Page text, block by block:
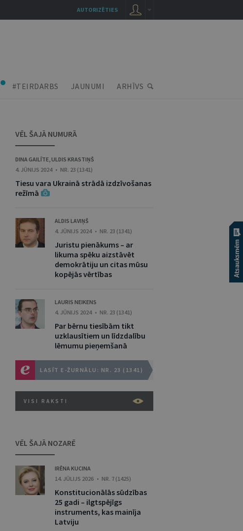
#TEIRDARBS JAUNUMI ARHĪVS
VĒL ŠAJĀ NUMURĀ
DINA GAILĪTE,ULDIS KRASTIŅŠ
4. JŪNIJS 2024 • NR. 23 (1341)
Tiesu vara Ukrainā strādā izdzīvošanas
režīmā
ALDIS LAVIŅŠ
4. JŪNIJS 2024 • NR. 23 (1341)
Juristu pienākums – ar
likuma spēku aizstāvēt
demokrātiju un citas mūsu
kopējās vērtības
LAURIS NEIKENS
4. JŪNIJS 2024 • NR. 23 (1341)
Par bērnu tiesībām tikt
uzklausītiem un līdzdalību
lēmumu pieņemšanā
LASĪT E-ŽURNĀLU: NR. 23 (1341)
VISI RAKSTI
VĒL ŠAJĀ NOZARĒ
IRĒNA KUCINA
14. JŪLIJS 2026 • NR. 7 (1425)
Konstitucionālās sūdzības
25 gadi – ilgtspējīgs
instruments, kas mainīja
Latviju
AUTORIZĒTIES